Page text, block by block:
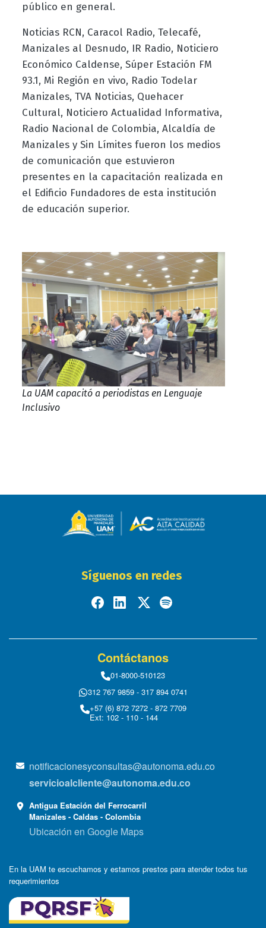
público en general.
Noticias RCN, Caracol Radio, Telecafé,
Manizales al Desnudo, IR Radio, Noticiero
Económico Caldense, Súper Estación FM
93.1, Mi Región en vivo, Radio Todelar
Manizales, TVA Noticias, Quehacer
Cultural, Noticiero Actualidad Informativa,
Radio Nacional de Colombia, Alcaldía de
Manizales y Sin Límites fueron los medios
de comunicación que estuvieron
presentes en la capacitación realizada en
el Edificio Fundadores de esta institución
de educación superior.
La UAM capacitó a periodistas en Lenguaje
Inclusivo
Síguenos en redes
Contáctanos
01-8000-510123
312 767 9859 - 317 894 0741
+57 (6) 872 7272 - 872 7709
Ext: 102 - 110 - 144
notificacionesyconsultas@autonoma.edu.co
servicioalcliente@autonoma.edu.co
Antigua Estación del Ferrocarril
Manizales - Caldas - Colombia
Ubicación en Google Maps
En la UAM te escuchamos y estamos prestos para atender todos tus
requerimientos